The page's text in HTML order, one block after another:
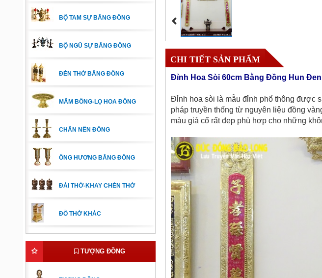
BỘ TAM SỰ BẰNG ĐỒNG
BỘ NGŨ SỰ BẰNG ĐỒNG
ĐÈN THỜ BẰNG ĐỒNG
MÂM BỒNG-LỌ HOA ĐỒNG
CHÂN NẾN ĐỒNG
ỐNG HƯƠNG BẰNG ĐỒNG
ĐÀI THỜ-KHAY CHÉN THỜ
ĐỒ THỜ KHÁC
TƯỢNG ĐỒNG
CHI TIẾT SẢN PHẨM
Đỉnh Hoa Sòi 60cm Bằng Đồng Hun Đen
Đỉnh hoa sòi là mẫu đỉnh phổ thông được
pháp truyền thống từ nguyên liệu đồng
màu giả cổ rất đẹp phù hợp cho những